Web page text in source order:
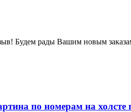
Будем рады Вашим новым
по номерам на холсте